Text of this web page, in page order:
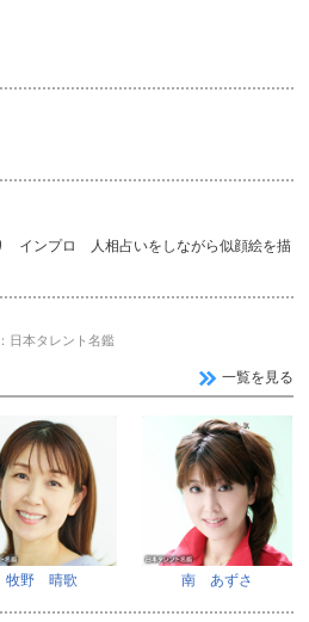
インプロ 人相占いをしながら似顔絵を描
日本タレント名鑑
一覧を見る
牧野 晴歌 南 あずさ